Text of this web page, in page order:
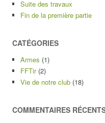
Suite des travaux
Fin de la première partie
CATÉGORIES
Armes (1)
FFTir(2)
Vie de notre club (18)
COMMENTAIRES